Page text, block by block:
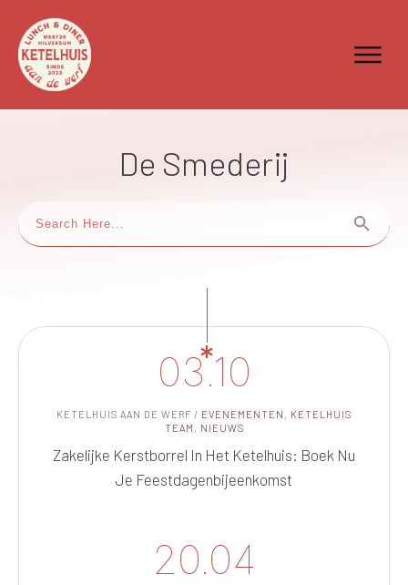
De Smederij
03.10
KETELHUIS AAN DE WERF / EVENEMENTEN , KETELHUIS
TEAM , NIEUWS
Zakelijke Kerstborrel In Het Ketelhuis: Boek Nu
Je Feestdagenbijeenkomst
20.04